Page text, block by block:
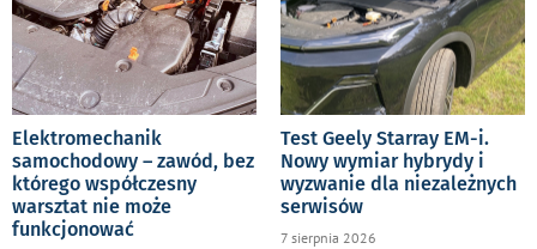
Elektromechanik
samochodowy – zawód, bez
którego współczesny
warsztat nie może
funkcjonować
Test Geely Starray EM-i.
Nowy wymiar hybrydy i
wyzwanie dla niezależnych
serwisów
7 sierpnia 2026